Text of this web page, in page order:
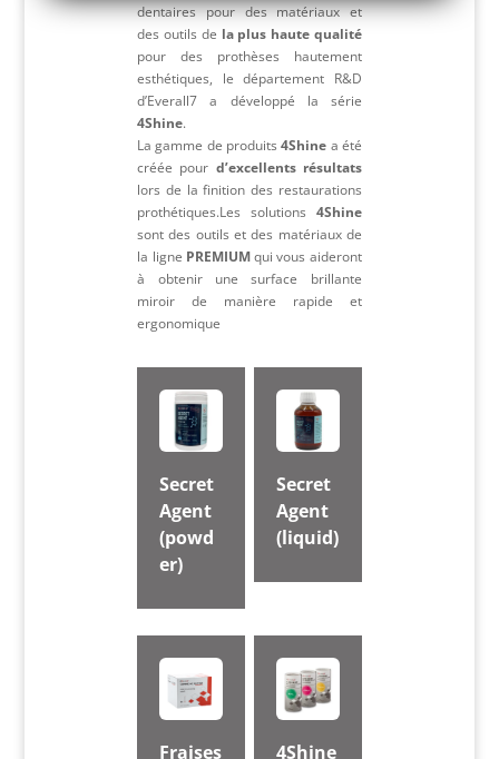
dentaires pour des matériaux et
des outils de la plus haute qualité
pour des prothèses hautement
esthétiques, le département R&D
d’Everall7 a développé la série
4Shine.
La gamme de produits4Shine a été
créée pour d’excellents résultats
lors de la finition des restaurations
prothétiques.Les solutions 4Shine
sont des outils et des matériaux de
la ligne PREMIUMqui vous aideront
à obtenir une surface brillante
miroir de manière rapide et
ergonomique
Secret
Agent
(powd
er)
Secret
Agent
(liquid)
Fraises
4Shine